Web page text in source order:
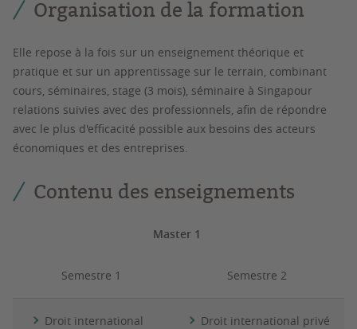
Organisation de la formation
Elle repose à la fois sur un enseignement théorique et
pratique et sur un apprentissage sur le terrain, combinant
cours, séminaires, stage (3 mois), séminaire à Singapour
relations suivies avec des professionnels, afin de répondre
avec le plus d'efficacité possible aux besoins des acteurs
économiques et des entreprises.
Contenu des enseignements
Master 1
Semestre 1 Semestre 2
Droit international
Droit international privé